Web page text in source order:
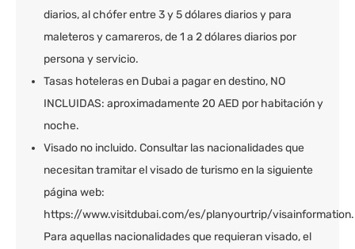
diarios, al chófer entre 3 y 5 dólares diarios y para
maleteros y camareros, de 1 a 2 dólares diarios por
persona y servicio.
Tasas hoteleras en Dubai a pagar en destino, NO
INCLUIDAS: aproximadamente 20 AED por habitación y
noche.
Visado no incluido. Consultar las nacionalidades que
necesitan tramitar el visado de turismo en la siguiente
página web:
https://www.visitdubai.com/es/planyourtrip/visainformation.
Para aquellas nacionalidades que requieran visado, el